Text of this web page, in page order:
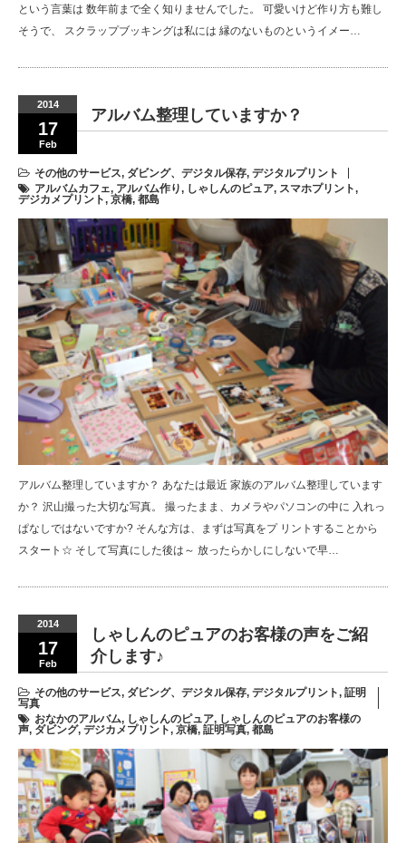
という言葉は 数年前まで全く知りませんでした。 可愛いけど作り方も難し
そうで、 スクラップブッキングは私には 縁のないものというイメー…
2014
17
Feb
アルバム整理していますか？
その他のサービス, ダビング、デジタル保存, デジタルプリント
アルバムカフェ, アルバム作り, しゃしんのピュア, スマホプリント,
デジカメプリント, 京橋, 都島
アルバム整理していますか？ あなたは最近 家族のアルバム整理しています
か？ 沢山撮った大切な写真。 撮ったまま、カメラやパソコンの中に 入れっ
ぱなしではないですか? そんな方は、まずは写真をプ リントすることから
スタート☆ そして写真にした後は～ 放ったらかしにしないで早…
2014
17
Feb
しゃしんのピュアのお客様の声をご紹
介します♪
その他のサービス, ダビング、デジタル保存, デジタルプリント, 証明
写真
おなかのアルバム, しゃしんのピュア, しゃしんのピュアのお客様の
声, ダビング, デジカメプリント, 京橋, 証明写真, 都島